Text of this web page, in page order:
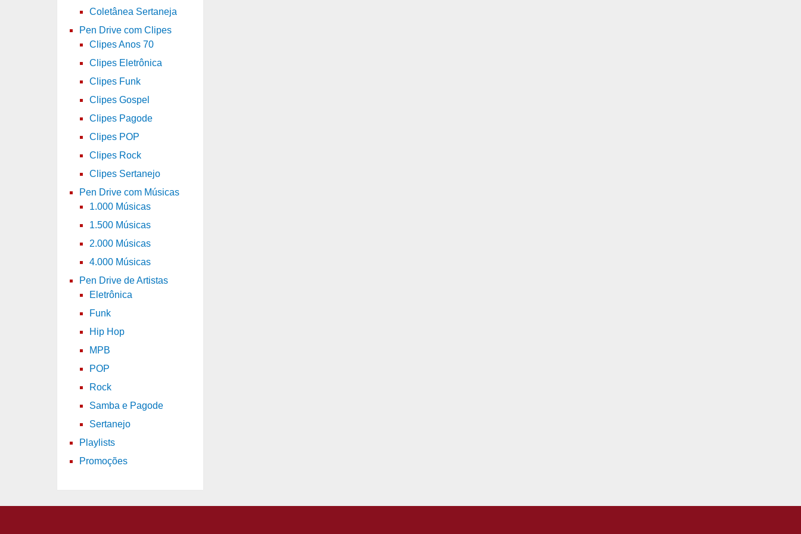
Coletânea Sertaneja
Pen Drive com Clipes
Clipes Anos 70
Clipes Eletrônica
Clipes Funk
Clipes Gospel
Clipes Pagode
Clipes POP
Clipes Rock
Clipes Sertanejo
Pen Drive com Músicas
1.000 Músicas
1.500 Músicas
2.000 Músicas
4.000 Músicas
Pen Drive de Artistas
Eletrônica
Funk
Hip Hop
MPB
POP
Rock
Samba e Pagode
Sertanejo
Playlists
Promoções